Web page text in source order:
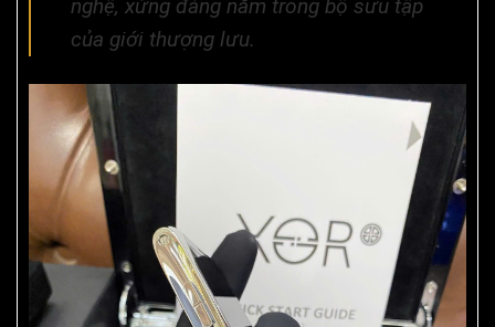
nghệ, xứng đáng nằm trong bộ sưu tập
của giới thượng lưu.